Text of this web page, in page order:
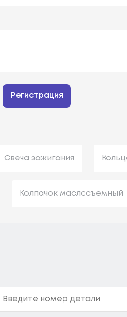
Регистрация
Свеча зажигания
Колпачок маслосъемный